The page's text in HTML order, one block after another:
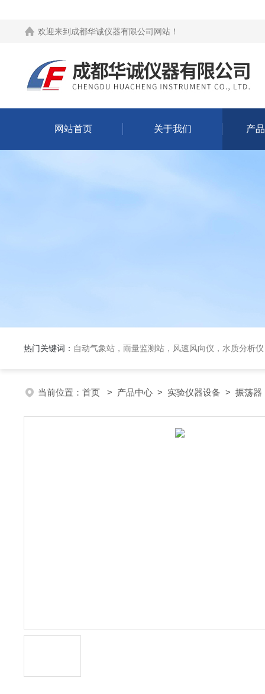
欢迎来到 成都华诚仪器有限公司网站 ！
网站首页 关于我们 产
热门关键词： 自动气象站，雨量监测站，风速风向仪，水质分析
当前位置： 首页 > 产品中心 > 实验仪器设备 > 振荡器